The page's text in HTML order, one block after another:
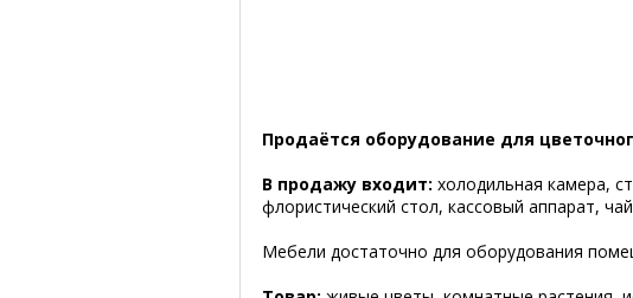
Продаётся оборудование для
В продажу входит: холодильная камера,
флористический стол, кассовый аппарат,
Мебели достаточно для оборудования